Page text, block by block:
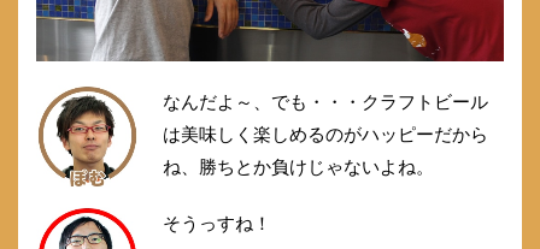
なんだよ～、でも・・・クラフトビール
は美味しく楽しめるのがハッピーだから
ね、勝ちとか負けじゃないよね。
そうっすね！